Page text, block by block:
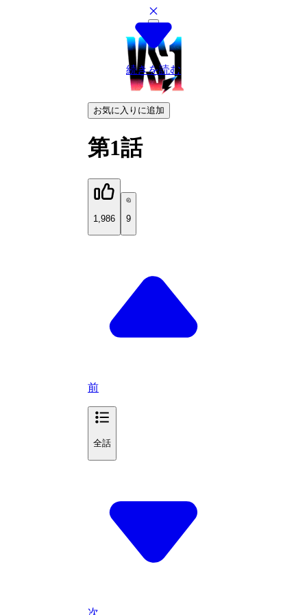
お気に入りに追加
第1話
1,986 9
前
全話
続きを読む